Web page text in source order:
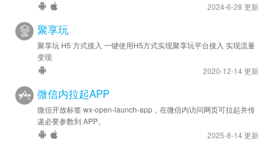
2024-6-28 更新
聚享玩
聚享玩 H5 方式接入 一键使用H5方式实现聚享玩平台接入 实现流量
变现
2020-12-14 更新
微信内拉起APP
微信开放标签 wx-open-launch-app，在微信内访问网页可拉起并传
递必要参数到 APP。
2025-8-14 更新